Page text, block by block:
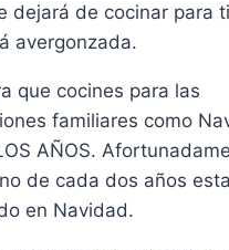
dejará de cocinar para
avergonzada.
que cocines para las
familiares como
AÑOS.
de cada dos años
en Navidad.